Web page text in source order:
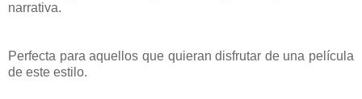
narrativa.
Perfecta para aquellos que quieran disfrutar de una película
de este estilo.